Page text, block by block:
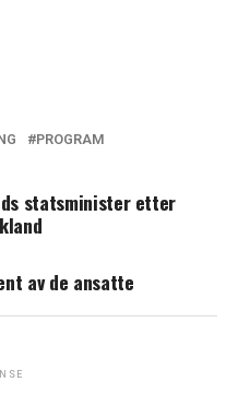
PROGRAM
statsminister etter
av de ansatte